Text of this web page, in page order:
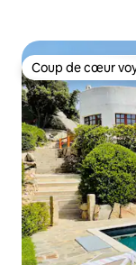
Coup de cœur
Coup de cœur